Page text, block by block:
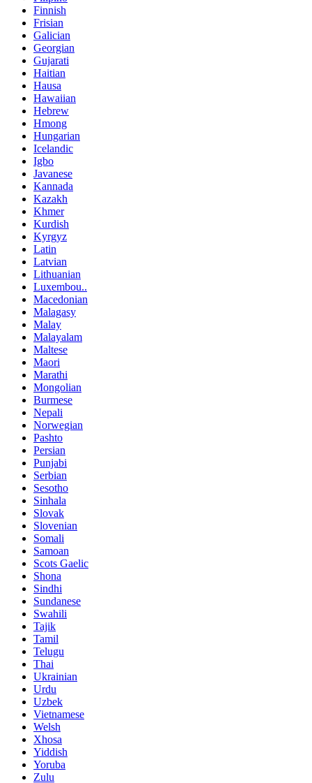
Finnish
Frisian
Galician
Georgian
Gujarati
Haitian
Hausa
Hawaiian
Hebrew
Hmong
Hungarian
Icelandic
Igbo
Javanese
Kannada
Kazakh
Khmer
Kurdish
Kyrgyz
Latin
Latvian
Lithuanian
Luxembou..
Macedonian
Malagasy
Malay
Malayalam
Maltese
Maori
Marathi
Mongolian
Burmese
Nepali
Norwegian
Pashto
Persian
Punjabi
Serbian
Sesotho
Sinhala
Slovak
Slovenian
Somali
Samoan
Scots Gaelic
Shona
Sindhi
Sundanese
Swahili
Tajik
Tamil
Telugu
Thai
Ukrainian
Urdu
Uzbek
Vietnamese
Welsh
Xhosa
Yiddish
Yoruba
Zulu